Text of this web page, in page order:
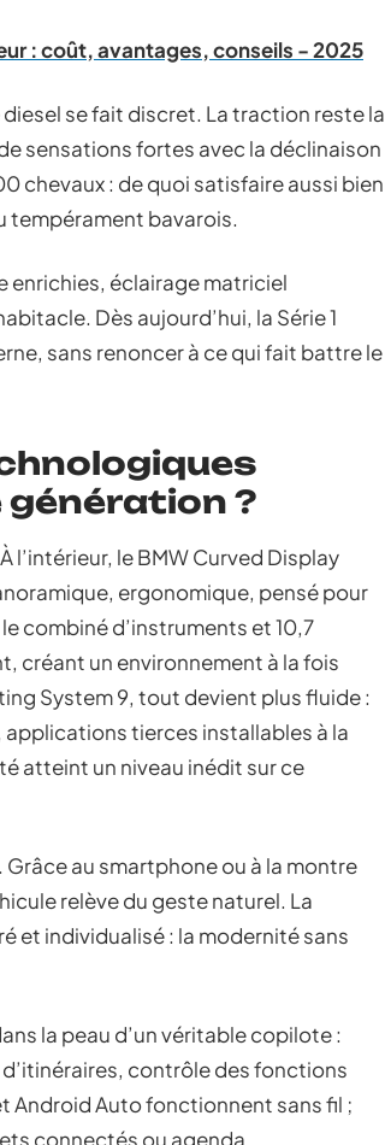
: coût, avantages, conseils - 2025
se fait discret. La traction reste la
sensations fortes avec la déclinaison
chevaux : de quoi satisfaire aussi bien
tempérament bavarois.
enrichies, éclairage matriciel
Dès aujourd’hui, la Série 1
sans renoncer à ce qui fait battre le
?
l’intérieur, le BMW Curved Display
ergonomique, pensé pour
combiné d’instruments et 10,7
créant un environnement à la fois
System 9, tout devient plus fluide :
tierces installables à la
atteint un niveau inédit sur ce
Grâce au smartphone ou à la montre
relève du geste naturel. La
et individualisé : la modernité sans
la peau d’un véritable copilote :
contrôle des fonctions
Android Auto fonctionnent sans fil ;
connectés ou agenda